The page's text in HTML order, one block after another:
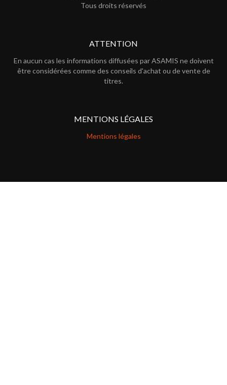
Tous droits réservés
ATTENTION
En aucun cas les informations diffusées par ASAMIS ne doivent
être considérées comme des conseils d'achat ou de vente de
titres.
MENTIONS LÉGALES
Mentions légales